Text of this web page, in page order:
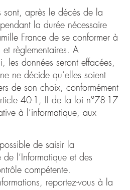
sont, après le décès de la
la durée nécessaire
France de se conformer à
règlementaires. A
les données seront effacées,
ne décide qu’elles soient
de son choix, conformément
40-1, II de la loi n°78-17
à l’informatique, aux
de saisir la
l’Informatique et des
compétente.
reportez-vous à la